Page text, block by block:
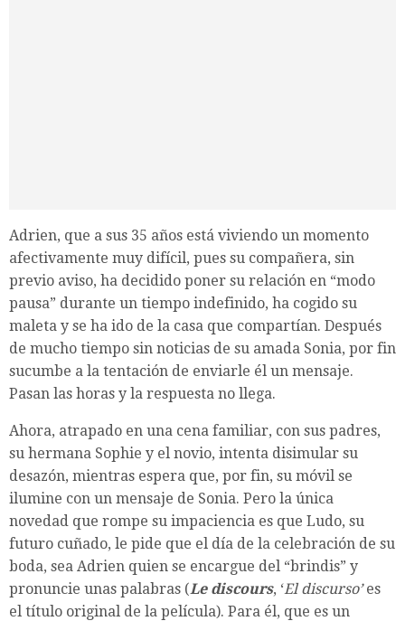
Adrien, que a sus 35 años está viviendo un momento
afectivamente muy difícil, pues su compañera, sin
previo aviso, ha decidido poner su relación en “modo
pausa” durante un tiempo indefinido, ha cogido su
maleta y se ha ido de la casa que compartían. Después
de mucho tiempo sin noticias de su amada Sonia, por fin
sucumbe a la tentación de enviarle él un mensaje.
Pasan las horas y la respuesta no llega.
Ahora, atrapado en una cena familiar, con sus padres,
su hermana Sophie y el novio, intenta disimular su
desazón, mientras espera que, por fin, su móvil se
ilumine con un mensaje de Sonia. Pero la única
novedad que rompe su impaciencia es que Ludo, su
futuro cuñado, le pide que el día de la celebración de su
boda, sea Adrien quien se encargue del “brindis” y
pronuncie unas palabras (Le discours, ‘El discurso’es
el título original de la película). Para él, que es un